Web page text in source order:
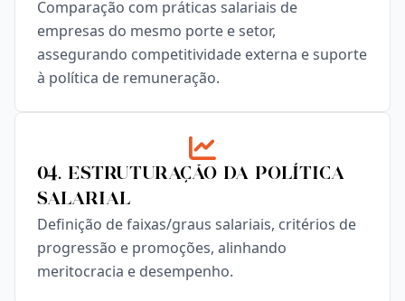
Comparação com práticas salariais de
empresas do mesmo porte e setor,
assegurando competitividade externa e suporte
à política de remuneração.
04. Estruturação da Política
Salarial
Definição de faixas/graus salariais, critérios de
progressão e promoções, alinhando
meritocracia e desempenho.